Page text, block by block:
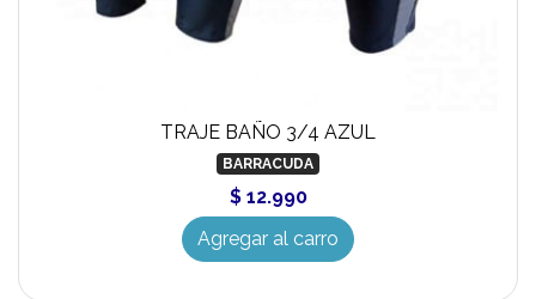
TRAJE BAÑO 3/4 AZUL
BARRACUDA
$ 12.990
Agregar al carro